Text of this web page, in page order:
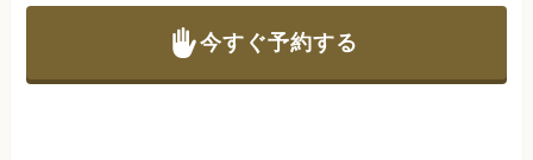
今すぐ予約する